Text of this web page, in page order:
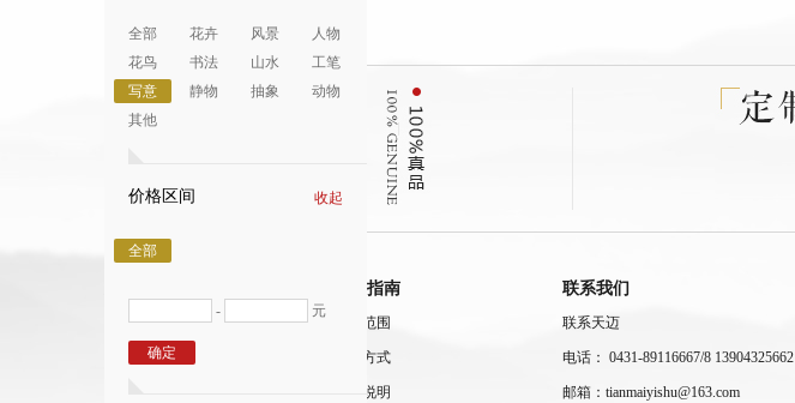
全部 花卉 风景
人物
花鸟
书法 山水
工笔
写意
静物 抽象
动物
其他
价格区间 收起
全部
- 元
确定
关于天迈
关于金鼎
购买指南
配送范围
支付方式
购买说明
联系我们
联系天迈
电话： 0431-89116667/8 13904325662
邮箱：tianmaiyishu@163.com